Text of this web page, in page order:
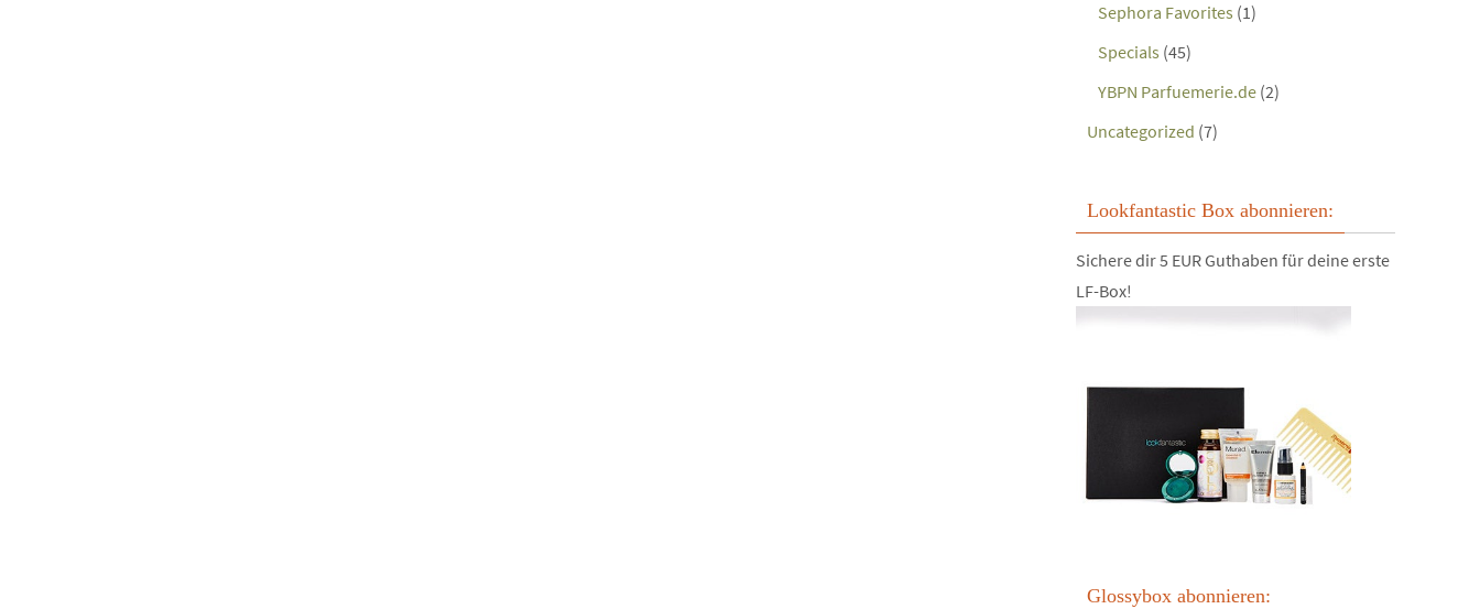
Sephora Favorites (1)
Specials (45)
YBPN Parfuemerie.de (2)
Uncategorized (7)
Lookfantastic Box abonnieren:
Sichere dir 5 EUR Guthaben für deine erste
LF-Box!
Glossybox abonnieren: